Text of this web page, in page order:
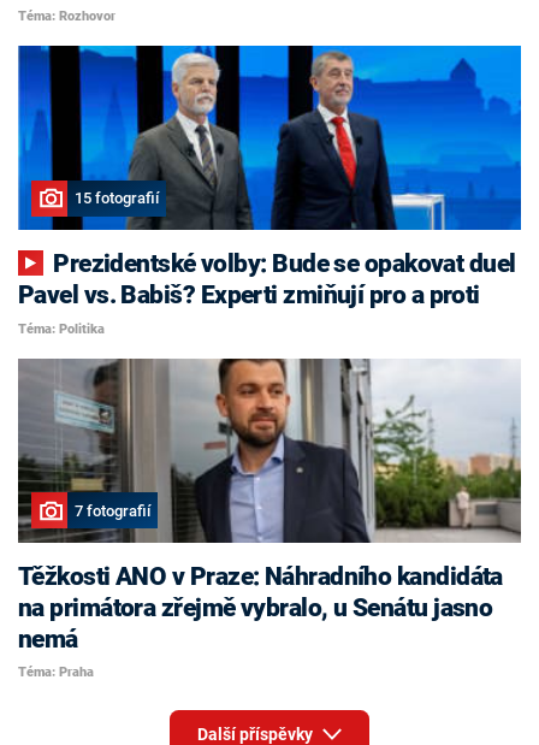
Téma: Rozhovor
15 fotografií
Pavel vs. Babiš? Experti zmiňují pro a proti
Téma: Politika
7 fotografií
Těžkosti ANO v Praze: Náhradního kandidáta
na primátora zřejmě vybralo, u Senátu jasno
nemá
Téma: Praha
Další příspěvky